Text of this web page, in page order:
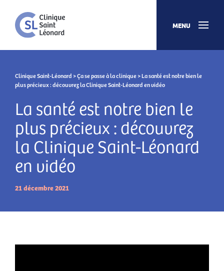
MENU
Clinique Saint-Léonard >Ça se passe à la clinique> La santé est notre bien le
plus précieux : découvrez la Clinique Saint-Léonard en vidéo
La santé est notre bien le
plus précieux : découvrez
la Clinique Saint-Léonard
en vidéo
21 décembre 2021